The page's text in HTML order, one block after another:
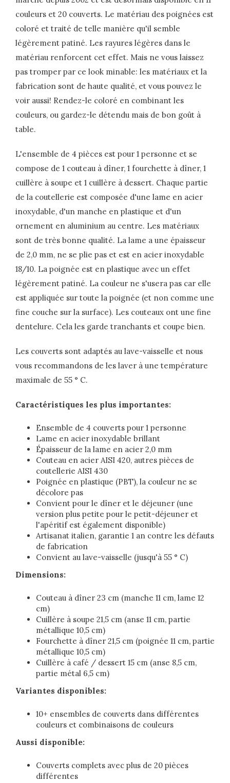
couleurs et 20 couverts. Le matériau des poignées est
coloré et traité de telle manière qu'il semble
légèrement patiné. Les rayures légères dans le
matériau renforcent cet effet. Mais ne vous laissez
pas tromper par ce look minable: les matériaux et la
fabrication sont de haute qualité, et vous pouvez le
voir aussi! Rendez-le coloré en combinant les
couleurs, ou gardez-le détendu mais de bon goût à
table.
L'ensemble de 4 pièces est pour 1 personne et se
compose de 1 couteau à dîner, 1 fourchette à dîner, 1
cuillère à soupe et 1 cuillère à dessert. Chaque partie
de la coutellerie est composée d'une lame en acier
inoxydable, d'un manche en plastique et d'un
ornement en aluminium au centre. Les matériaux
sont de très bonne qualité. La lame a une épaisseur
de 2,0 mm, ne se plie pas et est en acier inoxydable
18/10. La poignée est en plastique avec un effet
légèrement patiné. La couleur ne s'usera pas car elle
est appliquée sur toute la poignée (et non comme une
fine couche sur la surface). Les couteaux ont une fine
dentelure. Cela les garde tranchants et coupe bien.
Les couverts sont adaptés au lave-vaisselle et nous
vous recommandons de les laver à une température
maximale de 55 ° C.
Caractéristiques les plus importantes:
Ensemble de 4 couverts pour 1 personne
Lame en acier inoxydable brillant
Épaisseur de la lame en acier 2,0 mm
Couteau en acier AISI 420, autres pièces de
coutellerie AISI 430
Poignée en plastique (PBT), la couleur ne se
décolore pas
Convient pour le dîner et le déjeuner (une
version plus petite pour le petit-déjeuner et
l'apéritif est également disponible)
Artisanat italien, garantie 1 an contre les défauts
de fabrication
Convient au lave-vaisselle (jusqu'à 55 ° C)
Dimensions:
Couteau à dîner 23 cm (manche 11 cm, lame 12
cm)
Cuillère à soupe 21,5 cm (anse 11 cm, partie
métallique 10,5 cm)
Fourchette à dîner 21,5 cm (poignée 11 cm, partie
métallique 10,5 cm)
Cuillère à café / dessert 15 cm (anse 8,5 cm,
partie métal 6,5 cm)
Variantes disponibles:
10+ ensembles de couverts dans différentes
couleurs et combinaisons de couleurs
Aussi disponible:
Couverts complets avec plus de 20 pièces
différentes